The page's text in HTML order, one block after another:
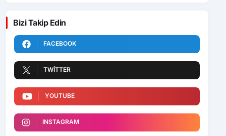
Bizi Takip Edin
FACEBOOK
TWITTER
YOUTUBE
INSTAGRAM